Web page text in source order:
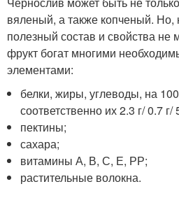
вяленый, а также копченый. Но,
полезный состав и свойства
фрукт богат многими
элементами:
белки, жиры, углеводы, на
соответственно их 2.3 г/ 0.7 г/
пектины;
сахара;
витамины А, В, С, Е, РР;
растительные волокна.